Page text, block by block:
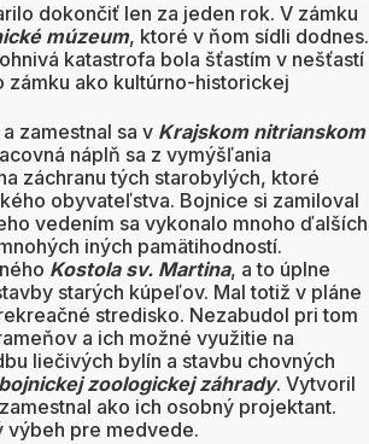
dokončiť len za jeden rok. V zámku
múzeum, ktoré v ňom sídli dodnes.
katastrofa bola šťastím v nešťastí
zámku ako kultúrno-historickej
zamestnal sa v Krajskom nitrianskom
náplň sa z vymýšľania
záchranu tých starobylých, ktoré
obyvateľstva. Bojnice si zamiloval
vedením sa vykonalo mnoho ďalších
iných pamätihodností.
Kostola sv. Martina, a to úplne
starých kúpeľov. Mal totiž v pláne
stredisko. Nezabudol pri tom
a ich možné využitie na
liečivých bylín a stavbu chovných
bojnickej zoologickej záhrady. Vytvoril
ako ich osobný projektant.
výbeh pre medvede.